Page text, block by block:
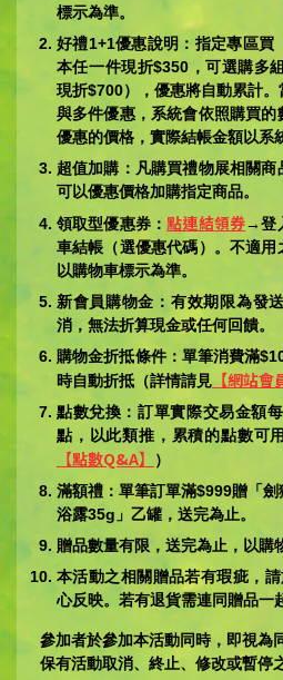
標示為準。
好禮1+1優惠說明：指定專區買
本任一件現折$350，可選購多
現折$700），優惠將自動累計
與多件優惠，系統會依照購買
優惠的價格，實際結帳金額以系
超值加購：凡購買禮物展相關
可以優惠價格加購指定商品。
領取型優惠券：點連結領券→登
車結帳（選優惠代碼）。不適用
以購物車標示為準。
新會員購物金：有效期限為發
消，無法折算現金或任何回饋。
購物金折抵條件：單筆消費滿
時自動折抵（詳情請見【網站會
點數兌換：訂單實際交易金額
點，以此類推，累積的點數可
【點數Q&A】
）
滿額禮：單筆訂單滿$999贈「
浴露35g」乙罐，送完為止。
贈品數量有限，送完為止，以購
本活動之相關贈品若有瑕疵，
心反映。若有退貨需連同贈品一
參加者於參加本活動同時，即視為
保有活動取消、終止、修改或暫停